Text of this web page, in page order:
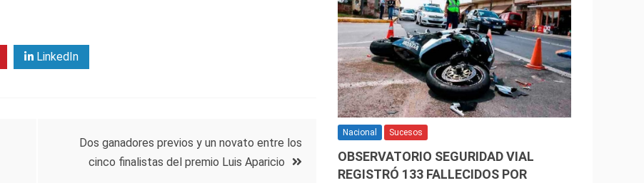
LinkedIn
Dos ganadores previos y un novato entre los
cinco finalistas del premio Luis Aparicio
Nacional Sucesos
OBSERVATORIO SEGURIDAD VIAL
REGISTRÓ 133 FALLECIDOS POR